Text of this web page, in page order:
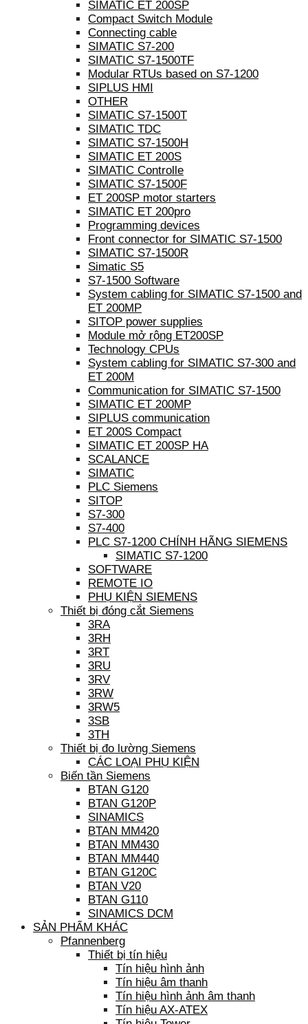
SIMATIC ET 200SP
Compact Switch Module
Connecting cable
SIMATIC S7-200
SIMATIC S7-1500TF
Modular RTUs based on S7-1200
SIPLUS HMI
OTHER
SIMATIC S7-1500T
SIMATIC TDC
SIMATIC S7-1500H
SIMATIC ET 200S
SIMATIC Controlle
SIMATIC S7-1500F
ET 200SP motor starters
SIMATIC ET 200pro
Programming devices
Front connector for SIMATIC S7-1500
SIMATIC S7-1500R
Simatic S5
S7-1500 Software
System cabling for SIMATIC S7-1500 and
ET 200MP
SITOP power supplies
Module mở rộng ET200SP
Technology CPUs
System cabling for SIMATIC S7-300 and
ET 200M
Communication for SIMATIC S7-1500
SIMATIC ET 200MP
SIPLUS communication
ET 200S Compact
SIMATIC ET 200SP HA
SCALANCE
SIMATIC
PLC Siemens
SITOP
S7-300
S7-400
PLC S7-1200 CHÍNH HÃNG SIEMENS
SIMATIC S7-1200
SOFTWARE
REMOTE IO
PHỤ KIỆN SIEMENS
Thiết bị đóng cắt Siemens
3RA
3RH
3RT
3RU
3RV
3RW
3RW5
3SB
3TH
Thiết bị đo lường Siemens
CÁC LOẠI PHỤ KIỆN
Biến tần Siemens
BTAN G120
BTAN G120P
SINAMICS
BTAN MM420
BTAN MM430
BTAN MM440
BTAN G120C
BTAN V20
BTAN G110
SINAMICS DCM
SẢN PHẨM KHÁC
Pfannenberg
Thiết bị tín hiệu
Tín hiệu hình ảnh
Tín hiệu âm thanh
Tín hiệu hình ảnh âm thanh
Tín hiệu AX-ATEX